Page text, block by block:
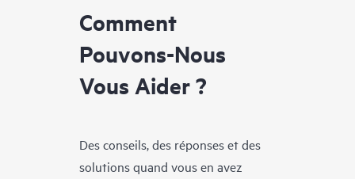
Comment
Pouvons-Nous
Vous Aider ?
Des conseils, des réponses et des
solutions quand vous en avez